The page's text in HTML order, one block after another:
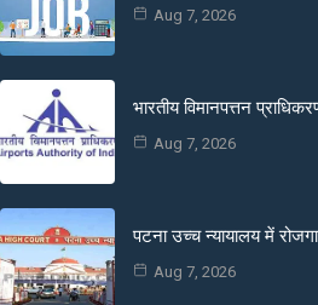
Aug 7, 2026
भारतीय विमानपत्तन
Aug 7, 2026
पटना उच्च न्यायालय में
Aug 7, 2026